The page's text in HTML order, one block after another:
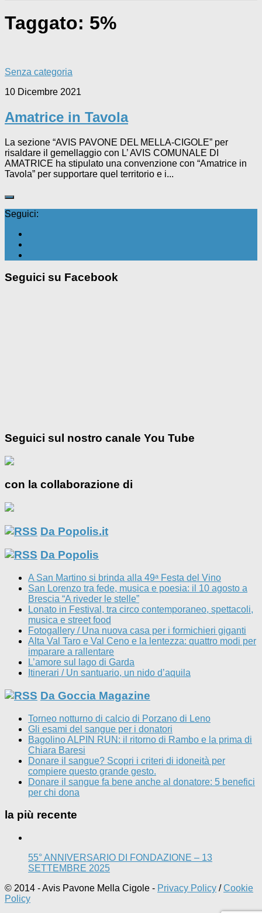
Taggato: 5%
Senza categoria
10 Dicembre 2021
Amatrice in Tavola
La sezione “AVIS PAVONE DEL MELLA-CIGOLE” per
risaldare il gemellaggio con L’ AVIS COMUNALE DI
AMATRICE ha stipulato una convenzione con “Amatrice in
Tavola” per supportare quel territorio e i...
Seguici:
Seguici su Facebook
Seguici sul nostro canale You Tube
con la collaborazione di
Da Popolis.it
Da Popolis
A San Martino si brinda alla 49ᵃ Festa del Vino
San Lorenzo tra fede, musica e poesia: il 10 agosto a
Brescia “A riveder le stelle”
Lonato in Festival, tra circo contemporaneo, spettacoli,
musica e street food
Fotogallery / Una nuova casa per i formichieri giganti
Alta Val Taro e Val Ceno e la lentezza: quattro modi per
imparare a rallentare
L’amore sul lago di Garda
Itinerari / Un santuario, un nido d’aquila
Da Goccia Magazine
Torneo notturno di calcio di Porzano di Leno
Gli esami del sangue per i donatori
Bagolino ALPIN RUN: il ritorno di Rambo e la prima di
Chiara Baresi
Donare il sangue? Scopri i criteri di idoneità per
compiere questo grande gesto.
Donare il sangue fa bene anche al donatore: 5 benefici
per chi dona
la più recente
55° ANNIVERSARIO DI FONDAZIONE – 13
SETTEMBRE 2025
© 2014 - Avis Pavone Mella Cigole - Privacy Policy /Cookie
Policy